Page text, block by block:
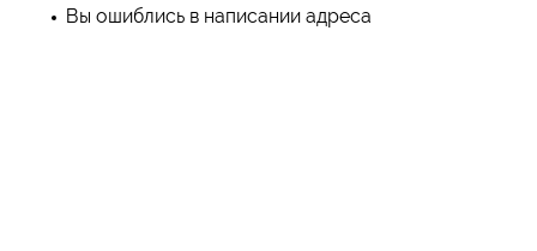
Вы ошиблись в написании адреса